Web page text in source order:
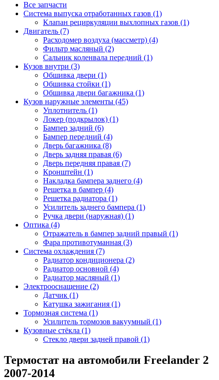
Все запчасти
Система выпуска отработанных газов (1)
Клапан рециркуляции выхлопных газов (1)
Двигатель (7)
Расходомер воздуха (массметр) (4)
Фильтр масляный (2)
Сальник коленвала передний (1)
Кузов внутри (3)
Обшивка двери (1)
Обшивка стойки (1)
Обшивка двери багажника (1)
Кузов наружные элементы (45)
Уплотнитель (1)
Локер (подкрылок) (1)
Бампер задний (6)
Бампер передний (4)
Дверь багажника (8)
Дверь задняя правая (6)
Дверь передняя правая (7)
Кронштейн (1)
Накладка бампера заднего (4)
Решетка в бампер (4)
Решетка радиатора (1)
Усилитель заднего бампера (1)
Ручка двери (наружная) (1)
Оптика (4)
Отражатель в бампер задний правый (1)
Фара противотуманная (3)
Система охлаждения (7)
Радиатор кондиционера (2)
Радиатор основной (4)
Радиатор масляный (1)
Электрооснащение (2)
Датчик (1)
Катушка зажигания (1)
Тормозная система (1)
Усилитель тормозов вакуумный (1)
Кузовные стёкла (1)
Стекло двери задней правой (1)
Термостат на автомобили Freelander 2
2007-2014